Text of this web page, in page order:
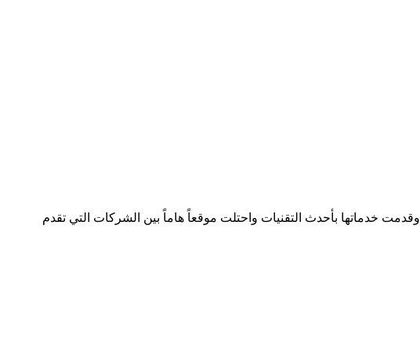
مؤسسة رسمية تابعه لوزارة التجارة والصناعة بسجل تجاري رقم 392254 متواجدة في دولتين وتعمل في هذا المجال منذ 2005 وقدمت خدماتها بأحدث التقنيات واحتلت موقعاً هاماً بين الشركات التي تقدم